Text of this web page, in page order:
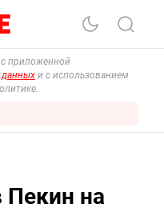
с приложенной
данных и с использованием
на